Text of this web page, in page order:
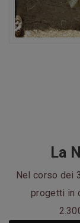
La
Nel corso dei
progetti in